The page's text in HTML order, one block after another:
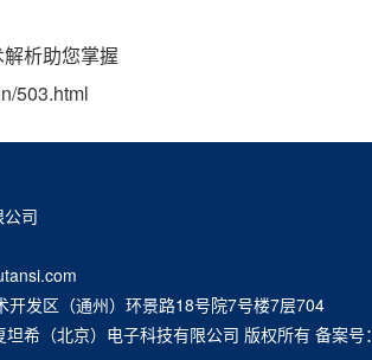
析助您掌握
503.html
司
开发区（通州）环景路18号院7号楼7层704
希（北京）电子科技有限公司 版权所有 备案号：